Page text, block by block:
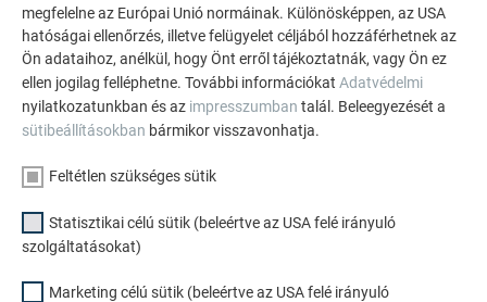
Aussenecke mit integrierter Abkantung als Abschluss
gezeigt.
megfelelne az Európai Unió normáinak. Különösképpen, az USA
hatóságai ellenőrzés, illetve felügyelet céljából hozzáférhetnek az
Ön adataihoz, anélkül, hogy Önt erről tájékoztatnák, vagy Ön ez
ellen jogilag felléphetne. További információkat Adatvédelmi
nyilatkozatunkban és az impresszumban talál. Beleegyezését a
sütibeállításokban bármikor visszavonhatja.
Feltétlen szükséges sütik
Statisztikai célú sütik (beleértve az USA felé irányuló
szolgáltatásokat)
Marketing célú sütik (beleértve az USA felé irányuló